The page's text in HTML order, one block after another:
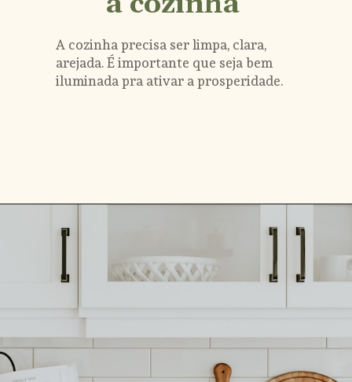
A cozinha precisa ser limpa, clara,
arejada. É importante que seja bem
iluminada pra ativar a prosperidade.
Opening